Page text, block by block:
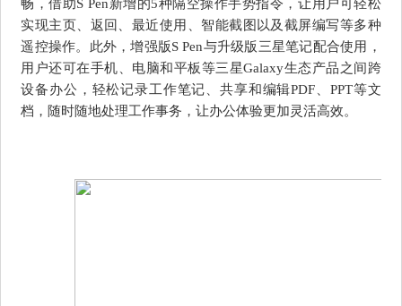
畅，借助S Pen新增的5种隔空操作手势指令，让用户可轻松
实现主页、返回、最近使用、智能截图以及截屏编写等多种
遥控操作。此外，增强版S Pen与升级版三星笔记配合使用，
用户还可在手机、电脑和平板等三星Galaxy生态产品之间跨
设备办公，轻松记录工作笔记、共享和编辑PDF、PPT等文
档，随时随地处理工作事务，让办公体验更加灵活高效。